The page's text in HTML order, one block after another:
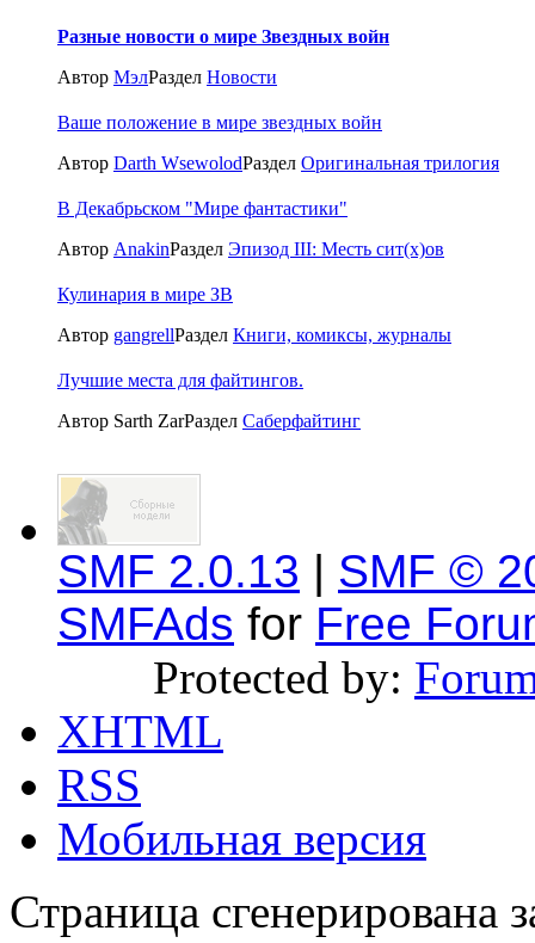
Разные новости о мире Звездных войн
Автор МэлРаздел Новости
Ваше положение в мире звездных войн
Автор Darth WsewolodРаздел Оригинальная трилогия
В Декабрьском "Мире фантастики"
Автор AnakinРаздел Эпизод III: Месть сит(x)ов
Кулинария в мире ЗВ
Автор gangrellРаздел Книги, комиксы, журналы
Лучшие места для файтингов.
Автор Sarth ZarРаздел Саберфайтинг
SMF 2.0.13 | SMF ©
SMFAds for Free
Protected by:
XHTML
RSS
Мобильная версия
Страница сгенерирована